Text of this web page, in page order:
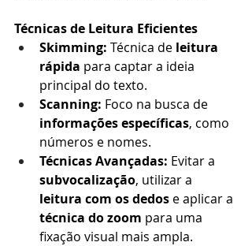
Técnicas de Leitura Eficientes
Skimming: Técnica de leitura
rápida para captar a ideia
principal do texto.
Scanning: Foco na busca de
informações específicas, como
números e nomes.
Técnicas Avançadas: Evitar a
subvocalização, utilizar a
leitura com os dedos e aplicar a
técnica do zoom para uma
fixação visual mais ampla.